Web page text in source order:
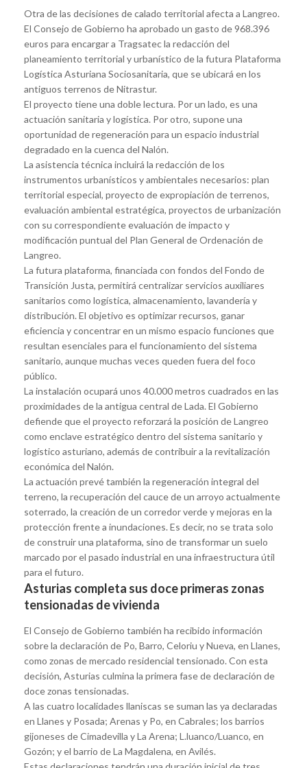
Otra de las decisiones de calado territorial afecta a Langreo.
El Consejo de Gobierno ha aprobado un gasto de 968.396
euros para encargar a Tragsatec la redacción del
planeamiento territorial y urbanístico de la futura Plataforma
Logística Asturiana Sociosanitaria, que se ubicará en los
antiguos terrenos de Nitrastur.
El proyecto tiene una doble lectura. Por un lado, es una
actuación sanitaria y logística. Por otro, supone una
oportunidad de regeneración para un espacio industrial
degradado en la cuenca del Nalón.
La asistencia técnica incluirá la redacción de los
instrumentos urbanísticos y ambientales necesarios: plan
territorial especial, proyecto de expropiación de terrenos,
evaluación ambiental estratégica, proyectos de urbanización
con su correspondiente evaluación de impacto y
modificación puntual del Plan General de Ordenación de
Langreo.
La futura plataforma, financiada con fondos del Fondo de
Transición Justa, permitirá centralizar servicios auxiliares
sanitarios como logística, almacenamiento, lavandería y
distribución. El objetivo es optimizar recursos, ganar
eficiencia y concentrar en un mismo espacio funciones que
resultan esenciales para el funcionamiento del sistema
sanitario, aunque muchas veces queden fuera del foco
público.
La instalación ocupará unos 40.000 metros cuadrados en las
proximidades de la antigua central de Lada. El Gobierno
defiende que el proyecto reforzará la posición de Langreo
como enclave estratégico dentro del sistema sanitario y
logístico asturiano, además de contribuir a la revitalización
económica del Nalón.
La actuación prevé también la regeneración integral del
terreno, la recuperación del cauce de un arroyo actualmente
soterrado, la creación de un corredor verde y mejoras en la
protección frente a inundaciones. Es decir, no se trata solo
de construir una plataforma, sino de transformar un suelo
marcado por el pasado industrial en una infraestructura útil
para el futuro.
Asturias completa sus doce primeras zonas
tensionadas de vivienda
El Consejo de Gobierno también ha recibido información
sobre la declaración de Po, Barro, Celoriu y Nueva, en Llanes,
como zonas de mercado residencial tensionado. Con esta
decisión, Asturias culmina la primera fase de declaración de
doce zonas tensionadas.
A las cuatro localidades llaniscas se suman las ya declaradas
en Llanes y Posada; Arenas y Po, en Cabrales; los barrios
gijoneses de Cimadevilla y La Arena; L.luanco/Luanco, en
Gozón; y el barrio de La Magdalena, en Avilés.